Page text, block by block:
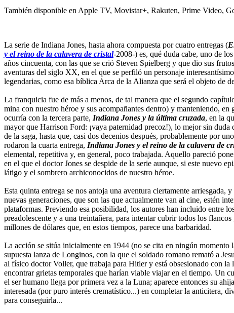
También disponible en Apple TV, Movistar+, Rakuten, Prime Video,
La serie de Indiana Jones, hasta ahora compuesta por cuatro entregas (
y el reino de la calavera de cristal-2008-) es, qué duda cabe, uno de
años cincuenta, con las que se crió Steven Spielberg y que dio sus
aventuras del siglo XX, en el que se perfiló un personaje
legendarias, como esa bíblica Arca de la Alianza que será el objeto de
La franquicia fue de más a menos, de tal manera que el segundo
mina con nuestro héroe y sus acompañantes dentro) y manteniendo,
ocurría con la tercera parte, Indiana Jones y la última cruzada, en la
mayor que Harrison Ford: ¡vaya paternidad precoz!), lo mejor sin
de la saga, hasta que, casi dos decenios después, probablemente por
rodaron la cuarta entrega, Indiana Jones y el reino de la calavera de
elemental, repetitiva y, en general, poco trabajada. Aquello pareció
en el que el doctor Jones se despide de la serie aunque, si este nuevo
látigo y el sombrero archiconocidos de nuestro héroe.
Esta quinta entrega se nos antoja una aventura ciertamente arriesgada,
nuevas generaciones, que son las que actualmente van al cine, estén
plataformas. Previendo esa posibilidad, los autores han incluido entre
preadolescente y a una treintañera, para intentar cubrir todos los
millones de dólares que, en estos tiempos, parece una barbaridad.
La acción se sitúa inicialmente en 1944 (no se cita en ningún
supuesta lanza de Longinos, con la que el soldado romano remató a
al físico doctor Voller, que trabaja para Hitler y está obsesionado con
encontrar grietas temporales que harían viable viajar en el tiempo. Un
el ser humano llega por primera vez a la Luna; aparece entonces su
interesada (por puro interés crematístico...) en completar la anticitera,
para conseguirla...